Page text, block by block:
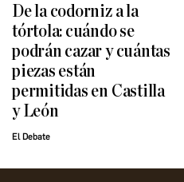
De la codorniz a la
tórtola: cuándo se
podrán cazar y cuántas
piezas están
permitidas en Castilla
y León
El Debate